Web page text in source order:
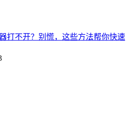
打不开？别慌，这些方法帮你快速